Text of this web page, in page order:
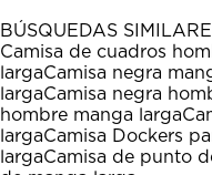
1
estrella
Esta
acción
abrirá
el
formulario
de
estrellas.
Esta
acción
abrirá
el
formulario
de
estrellas.
Esta
acción
abrirá
el
formulario
de
estrellas.
Esta
acción
abrirá
el
formulario
de
Esta
acción
abrirá
el
de
BÚSQUEDAS
Camisa de cuadros
largaCamisa negra
largaCamisa negra
hombre manga larga
largaCamisa Dockers
largaCamisa de punto